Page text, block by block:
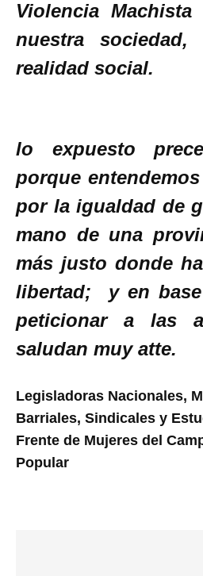
Violencia
nuestra sociedad,
realidad social.
Por
lo expuesto
porque
por la igualdad de
mano de una
más justo donde
libertad; y en
peticionar a las
saludan muy atte.
Legisladoras Nacionales,
Barriales, Sindicales y
Frente de Mujeres del
Popular